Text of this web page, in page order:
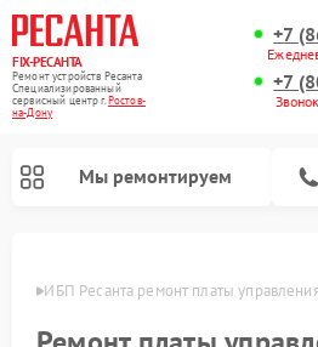
FIX-РЕСАНТА
Ремонт устройств Ресанта
Специализированный
cервисный центр г.Ростов-
на-Дону
+7
+7
Мы ремонтируем
Дону ИБП Ресанта ремонт платы